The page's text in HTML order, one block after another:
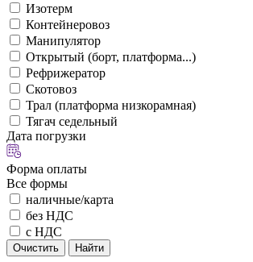
Изотерм
Контейнеровоз
Манипулятор
Открытый (борт, платформа...)
Рефрижератор
Скотовоз
Трал (платформа низкорамная)
Тягач седельный
Дата погрузки
Форма оплаты
Все формы
наличные/карта
без НДС
с НДС
Очистить Найти